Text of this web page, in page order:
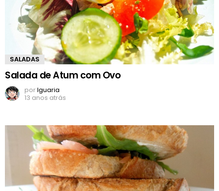
SALADAS
Salada de Atum com Ovo
porIguaria
13 anos atrás